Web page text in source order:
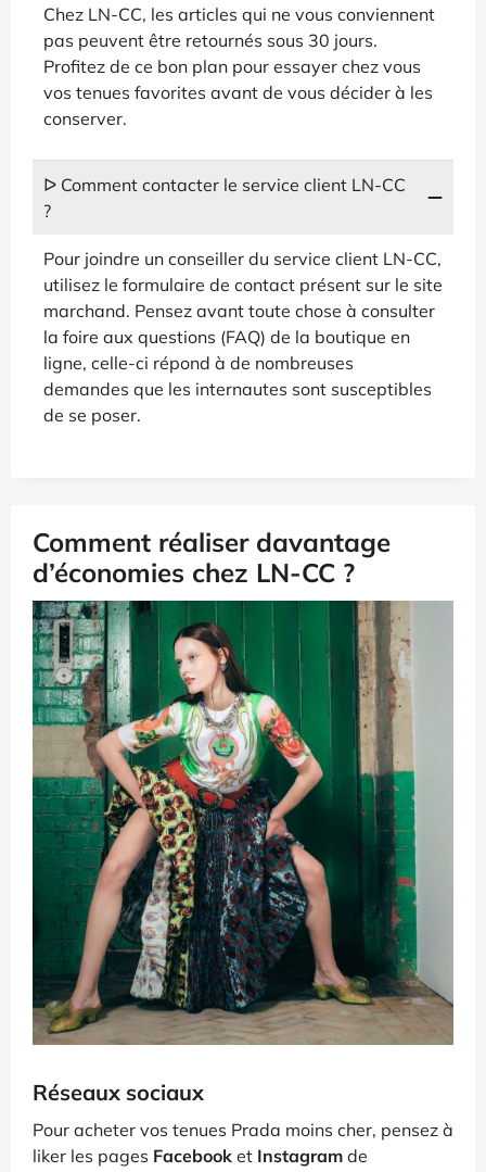
Chez LN-CC, les articles qui ne vous conviennent
pas peuvent être retournés sous 30 jours.
Profitez de ce bon plan pour essayer chez vous
vos tenues favorites avant de vous décider à les
conserver.
ᐅ Comment contacter le service client LN-CC
?
Pour joindre un conseiller du service client LN-CC,
utilisez le formulaire de contact présent sur le site
marchand. Pensez avant toute chose à consulter
la foire aux questions (FAQ) de la boutique en
ligne, celle-ci répond à de nombreuses
demandes que les internautes sont susceptibles
de se poser.
Comment réaliser davantage
d’économies chez LN-CC ?
Réseaux sociaux
Pour acheter vos tenues Prada moins cher, pensez à
liker les pages Facebook et Instagram de